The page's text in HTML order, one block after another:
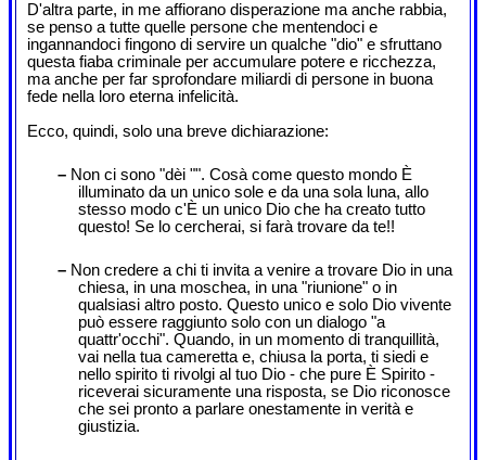
D'altra parte, in me affiorano disperazione ma anche rabbia,
se penso a tutte quelle persone che mentendoci e
ingannandoci fingono di servire un qualche "dio" e sfruttano
questa fiaba criminale per accumulare potere e ricchezza,
ma anche per far sprofondare miliardi di persone in buona
fede nella loro eterna infelicità.
Ecco, quindi, solo una breve dichiarazione:
– Non ci sono "dèi "". Cosà come questo mondo È
illuminato da un unico sole e da una sola luna, allo
stesso modo c'È un unico Dio che ha creato tutto
questo! Se lo cercherai, si farà trovare da te!!
– Non credere a chi ti invita a venire a trovare Dio in una
chiesa, in una moschea, in una "riunione" o in
qualsiasi altro posto. Questo unico e solo Dio vivente
può essere raggiunto solo con un dialogo "a
quattr'occhi". Quando, in un momento di tranquillità,
vai nella tua cameretta e, chiusa la porta, ti siedi e
nello spirito ti rivolgi al tuo Dio - che pure È Spirito -
riceverai sicuramente una risposta, se Dio riconosce
che sei pronto a parlare onestamente in verità e
giustizia.